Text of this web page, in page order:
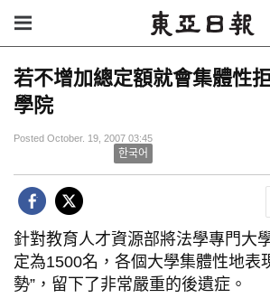
若不增加總定額就會集體性
學院
Posted October. 19, 2007 03:45
한국어
針對教育人才資源部將法學專門大
定為1500名，各個大學集體性地表
勢”，留下了非常嚴重的後遺症。